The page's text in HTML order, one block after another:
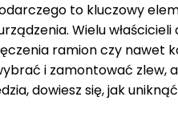
to kluczowy
Wielu
ramion czy nawet
i zamontować zlew,
dowiesz się, jak